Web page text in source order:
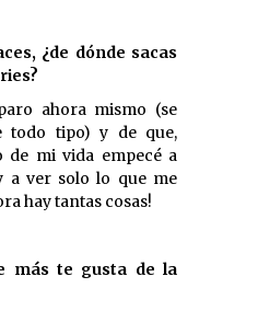
¿de dónde sacas
ahora mismo (se
todo tipo) y de que,
mi vida empecé a
a ver solo lo que me
hay tantas cosas!
más te gusta de la